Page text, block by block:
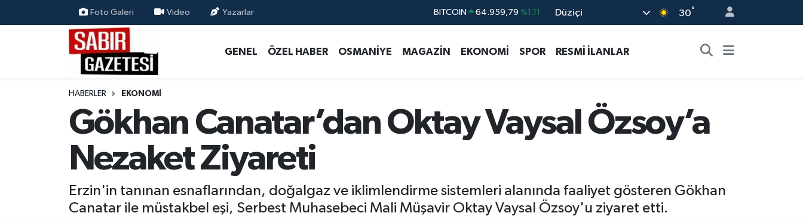
Foto Galeri Video Yazarlar DOLAR 47,7436 %0.18
STERLİN 64,4811 %0.38
Düziçi 30°
GENEL ÖZEL HABER OSMANİYE MAGAZİN EKONOMİ SPOR RESMİ İLANLAR
HABERLER EKONOMI
Gökhan Canatar’dan Oktay Vaysal Özsoy’a
Nezaket Ziyareti
Erzin'in tanınan esnaflarından, doğalgaz ve iklimlendirme sistemleri alanında faaliyet gösteren Gökhan
Canatar ile müstakbel eşi, Serbest Muhasebeci Mali Müşavir Oktay Vaysal Özsoy'u ziyaret etti.
ÖZEL HABER
MAGAZİN
Osmaniye Nöbetçi Eczaneler
Osmaniye Hava Durumu
Süper Lig Puan Durumu ve Fikstür
Tüm Manşetler
Son Dakika Haberleri